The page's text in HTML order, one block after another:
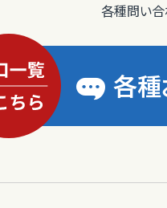
各種問い合
各